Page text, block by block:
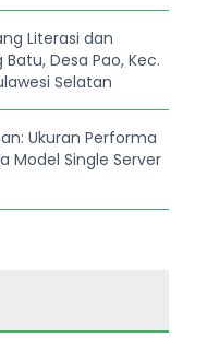
Literasi dan
Desa Pao, Kec.
Selatan
Ukuran Performa
Model Single Server